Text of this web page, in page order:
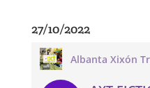
27/10/2022